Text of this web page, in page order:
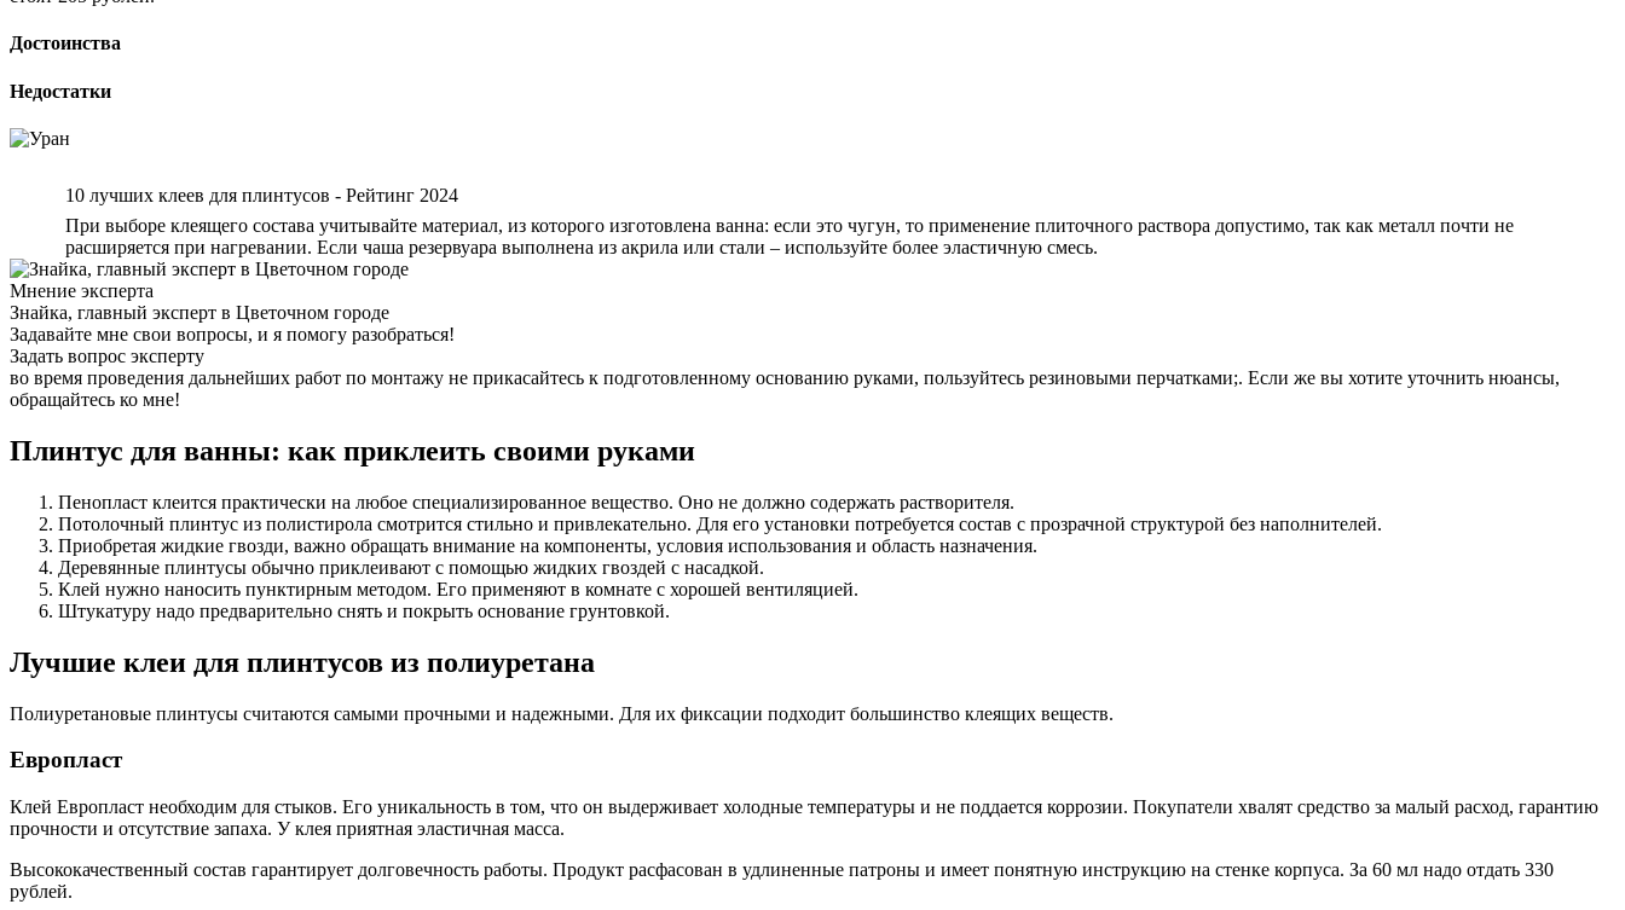
Достоинства
Недостатки
10 лучших клеев для плинтусов - Рейтинг 2024
При выборе клеящего состава учитывайте материал, из которого изготовлена ванна: если это чугун, то применение плиточного раствора допустимо, так как металл почти не
расширяется при нагревании. Если чаша резервуара выполнена из акрила или стали – используйте более эластичную смесь.
Мнение эксперта
Знайка, главный эксперт в Цветочном городе
Задавайте мне свои вопросы, и я помогу разобраться!
Задать вопрос эксперту
во время проведения дальнейших работ по монтажу не прикасайтесь к подготовленному основанию руками, пользуйтесь резиновыми перчатками;. Если же вы хотите уточнить нюансы,
обращайтесь ко мне!
Плинтус для ванны: как приклеить своими руками
Пенопласт клеится практически на любое специализированное вещество. Оно не должно содержать растворителя.
Потолочный плинтус из полистирола смотрится стильно и привлекательно. Для его установки потребуется состав с прозрачной структурой без наполнителей.
Приобретая жидкие гвозди, важно обращать внимание на компоненты, условия использования и область назначения.
Деревянные плинтусы обычно приклеивают с помощью жидких гвоздей с насадкой.
Клей нужно наносить пунктирным методом. Его применяют в комнате с хорошей вентиляцией.
Штукатуру надо предварительно снять и покрыть основание грунтовкой.
Лучшие клеи для плинтусов из полиуретана
Полиуретановые плинтусы считаются самыми прочными и надежными. Для их фиксации подходит большинство клеящих веществ.
Европласт
Клей Европласт необходим для стыков. Его уникальность в том, что он выдерживает холодные температуры и не поддается коррозии. Покупатели хвалят средство за малый расход, гарантию
прочности и отсутствие запаха. У клея приятная эластичная масса.
Высококачественный состав гарантирует долговечность работы. Продукт расфасован в удлиненные патроны и имеет понятную инструкцию на стенке корпуса. За 60 мл надо отдать 330
рублей.